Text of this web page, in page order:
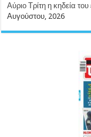
Αύριο Τρίτη η κηδεία
Αυγούστου, 2026